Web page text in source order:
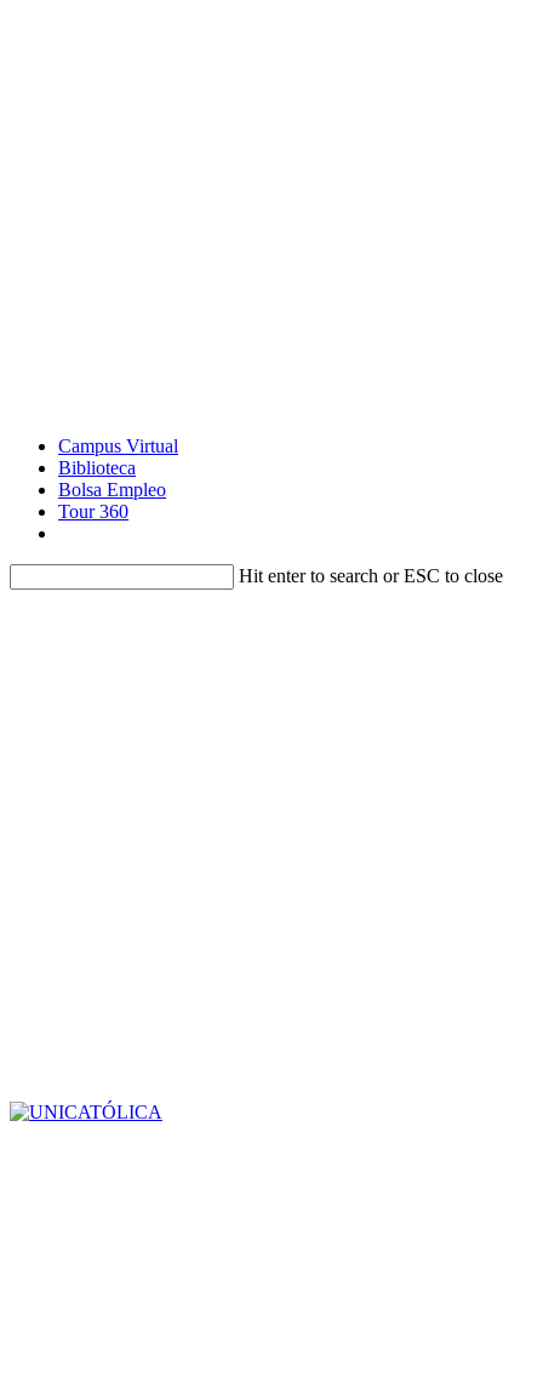
Campus Virtual
Biblioteca
Bolsa Empleo
Tour 360
Hit enter to search or ESC to close